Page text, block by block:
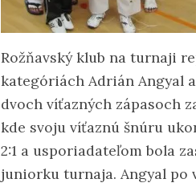
Rožňavský klub na turnaji
kategóriách Adrián Angyal
dvoch víťazných zápasoch
kde svoju víťaznú šnúru
2:1 a usporiadateľom bola
juniorku turnaja. Angyal po